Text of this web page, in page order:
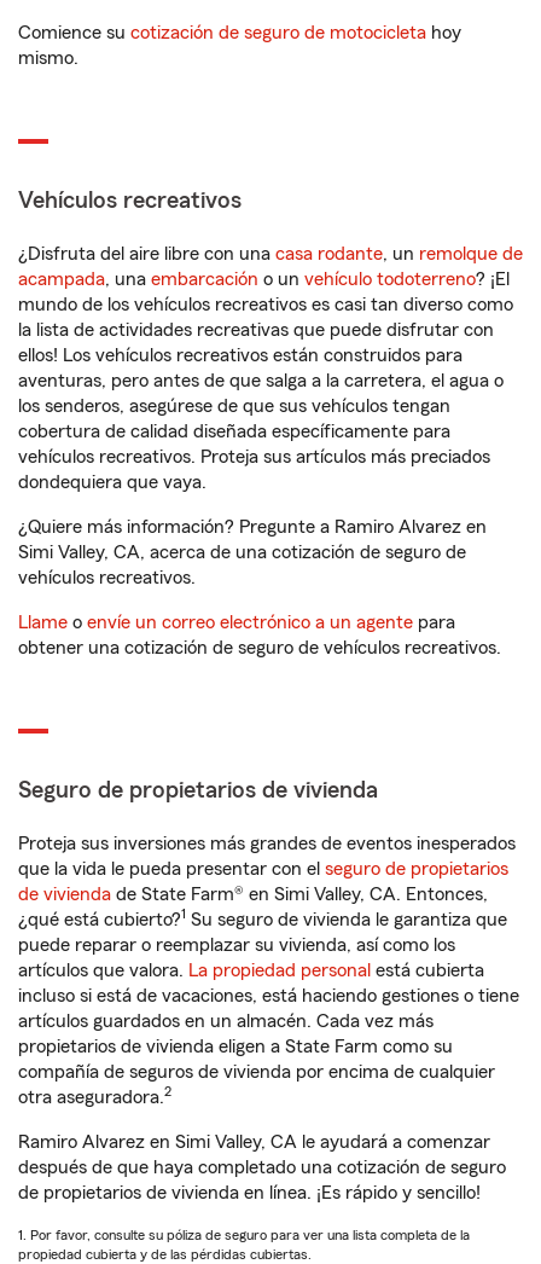
Comience su cotización de seguro de motocicleta hoy
mismo.
Vehículos recreativos
¿Disfruta del aire libre con una casa rodante, un remolque de
acampada, una embarcación o un vehículo todoterreno? ¡El
mundo de los vehículos recreativos es casi tan diverso como
la lista de actividades recreativas que puede disfrutar con
ellos! Los vehículos recreativos están construidos para
aventuras, pero antes de que salga a la carretera, el agua o
los senderos, asegúrese de que sus vehículos tengan
cobertura de calidad diseñada específicamente para
vehículos recreativos. Proteja sus artículos más preciados
dondequiera que vaya.
¿Quiere más información? Pregunte a Ramiro Alvarez en
Simi Valley, CA, acerca de una cotización de seguro de
vehículos recreativos.
Llame o envíe un correo electrónico a un agente para
obtener una cotización de seguro de vehículos recreativos.
Seguro de propietarios de vivienda
Proteja sus inversiones más grandes de eventos inesperados
que la vida le pueda presentar con el seguro de propietarios
de vivienda de State Farm® en Simi Valley, CA. Entonces,
¿qué está cubierto?1 Su seguro de vivienda le garantiza que
puede reparar o reemplazar su vivienda, así como los
artículos que valora. La propiedad personal está cubierta
incluso si está de vacaciones, está haciendo gestiones o tiene
artículos guardados en un almacén. Cada vez más
propietarios de vivienda eligen a State Farm como su
compañía de seguros de vivienda por encima de cualquier
otra aseguradora.2
Ramiro Alvarez en Simi Valley, CA le ayudará a comenzar
después de que haya completado una cotización de seguro
de propietarios de vivienda en línea. ¡Es rápido y sencillo!
1. Por favor, consulte su póliza de seguro para ver una lista completa de la
propiedad cubierta y de las pérdidas cubiertas.